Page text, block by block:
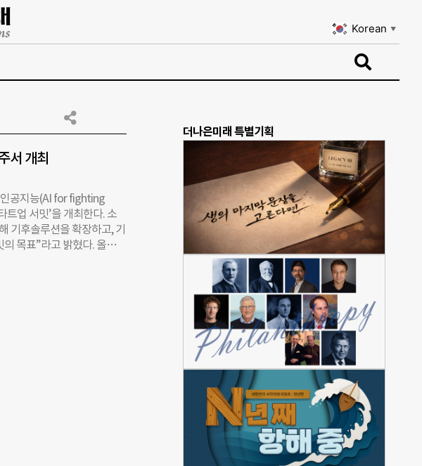
Korean ▼
서 개최
인공지능(AI for fighting
업 서밋’을 개최한다. 소
기후솔루션을 확장하고, 기
목표”라고 밝혔다. 올해로
더나은미래 특별기획